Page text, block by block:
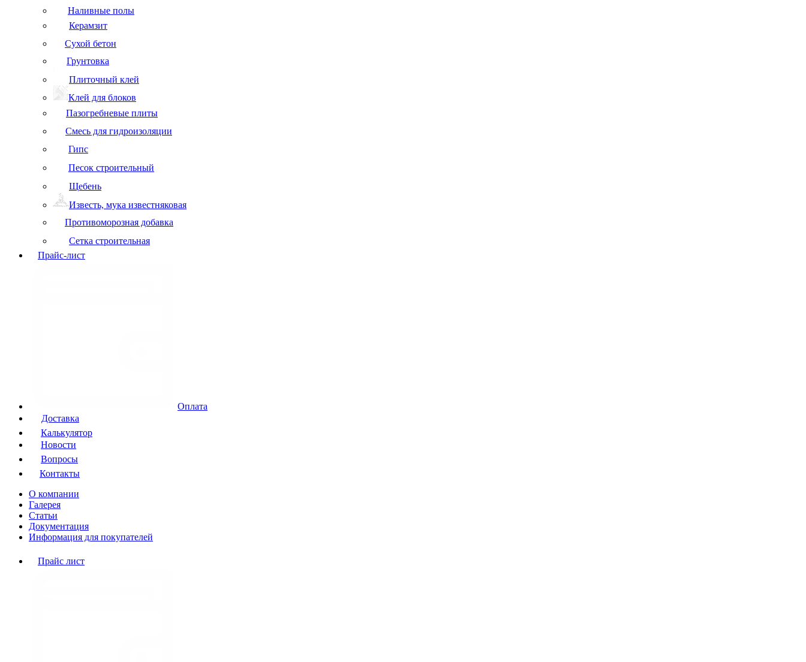
Наливные полы
Керамзит
Сухой бетон
Грунтовка
Плиточный клей
Клей для блоков
Пазогребневые плиты
Смесь для гидроизоляции
Гипс
Песок строительный
Щебень
Известь, мука известняковая
Противоморозная добавка
Сетка строительная
Прайс-лист
Оплата
Доставка
Калькулятор
Новости
Вопросы
Контакты
О компании
Галерея
Статьи
Документация
Информация для покупателей
Прайс лист